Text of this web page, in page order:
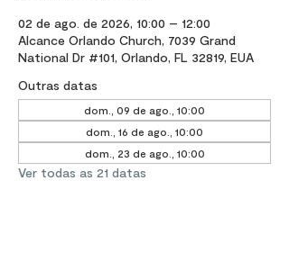
02 de ago. de 2026, 10:00 – 12:00
Alcance Orlando Church, 7039 Grand
National Dr #101, Orlando, FL 32819, EUA
Outras datas
dom., 09 de ago., 10:00
dom., 16 de ago., 10:00
dom., 23 de ago., 10:00
Ver todas as 21 datas